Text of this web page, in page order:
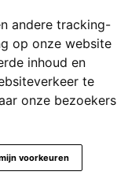
andere tracking-
op onze website
inhoud en
te
onze bezoekers
voorkeuren
kader Eppingen